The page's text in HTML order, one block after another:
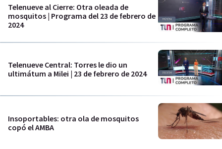
Telenueve al Cierre: Otra oleada de
mosquitos | Programa del 23 de febrero de
2024
Telenueve Central: Torres le dio un
ultimátum a Milei | 23 de febrero de 2024
Insoportables: otra ola de mosquitos
copó el AMBA